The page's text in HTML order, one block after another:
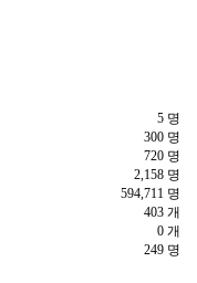
5 명
300 명
720 명
2,158 명
594,711 명
403 개
0 개
249 명